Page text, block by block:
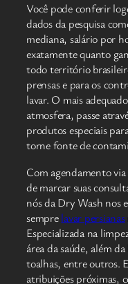
Você pode conferir
dados da pesquisa
mediana, salário por
exatamente quanto
todo território
prensas e para os
lavar. O mais
atmosfera, passe
produtos especiais
torne fonte de
Com agendamento
de marcar suas
nós da Dry Wash nos
semprelavar persianas
Especializada na
área da saúde, além
toalhas, entre outros.
atribuições próximas,